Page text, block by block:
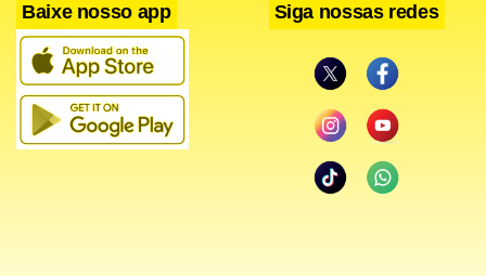
Lançado originalmente em 2000, Code: Veronica é
Baixe nosso app Siga nossas redes